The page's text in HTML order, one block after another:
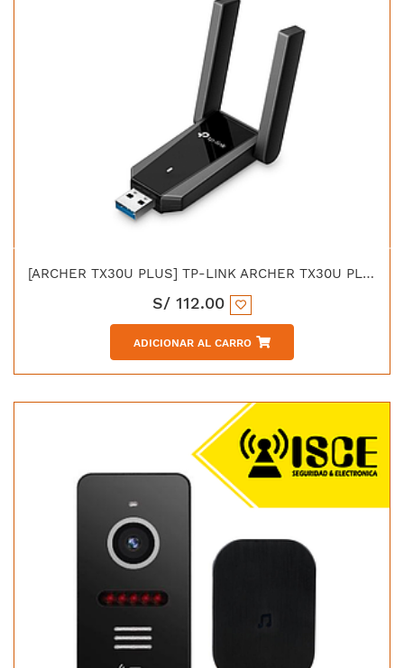
[ARCHER TX30U PLUS] TP-LINK ARCHER TX30U PLUS ADAPTADOR USB WIFI 6 AX1800 DUAL BAND
S/ 112.00
ADICIONAR AL CARRO